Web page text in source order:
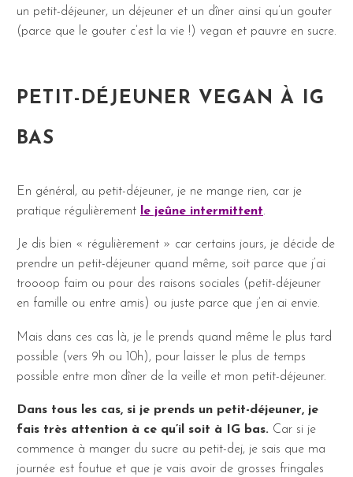
un petit-déjeuner, un déjeuner et un dîner ainsi qu’un gouter
(parce que le gouter c’est la vie !) vegan et pauvre en sucre.
PETIT-DÉJEUNER VEGAN À IG
BAS
En général, au petit-déjeuner, je ne mange rien, car je
pratique régulièrement
le jeûne intermittent.
Je dis bien « régulièrement » car certains jours, je décide de
prendre un petit-déjeuner quand même, soit parce que j’ai
troooop faim ou pour des raisons sociales (petit-déjeuner
en famille ou entre amis) ou juste parce que j’en ai envie.
Mais dans ces cas là, je le prends quand même le plus tard
possible (vers 9h ou 10h), pour laisser le plus de temps
possible entre mon dîner de la veille et mon petit-déjeuner.
Dans tous les cas, si je prends un petit-déjeuner, je
fais très attention à ce qu’il soit à IG bas. Car si je
commence à manger du sucre au petit-dej, je sais que ma
journée est foutue et que je vais avoir de grosses fringales